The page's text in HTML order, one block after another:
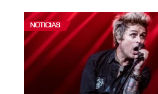
NOTICIAS